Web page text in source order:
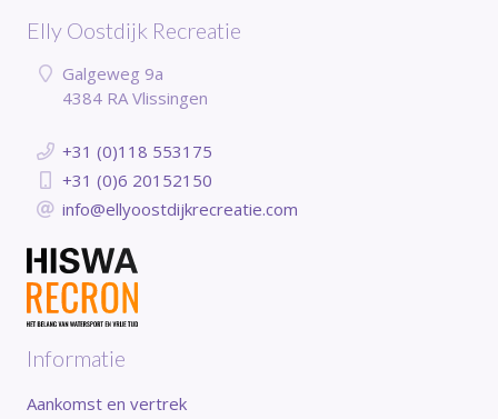
Elly Oostdijk Recreatie
Galgeweg 9a
4384 RA Vlissingen
+31 (0)118 553175
+31 (0)6 20152150
info@ellyoostdijkrecreatie.com
Informatie
Aankomst en vertrek